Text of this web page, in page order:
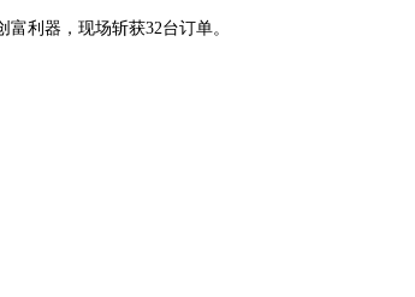
利器，现场斩获32台订单。